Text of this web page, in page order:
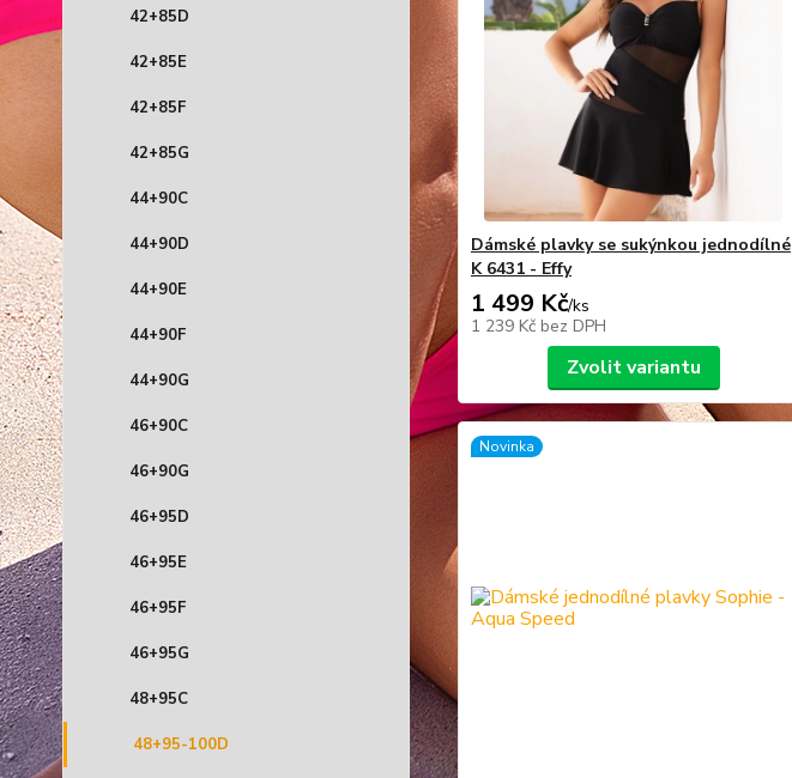
42+85D
42+85E
42+85F
42+85G
44+90C
44+90D
44+90E
44+90F
44+90G
46+90C
46+90G
46+95D
46+95E
46+95F
46+95G
48+95C
48+95-100D
Dámské plavky se sukýnkou jednodílné
K 6431 - Effy
1 499 Kč/ks
1 239 Kč bez DPH
Zvolit variantu
Novinka